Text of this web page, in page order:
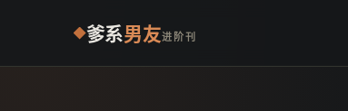
爹系男友进阶刊